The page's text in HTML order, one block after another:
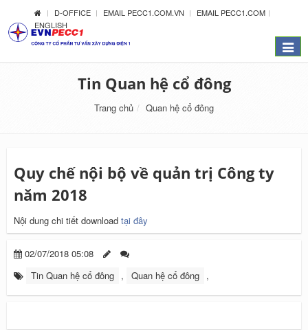
D-OFFICE EMAIL PECC1.COM.VN
EMAIL PECC1.COM
ENGLISH
Menu
Tin Quan hệ cổ đông
Trang chủ Quan hệ cổ đông
Quy chế nội bộ về quản trị Công ty
năm 2018
Nội dung chi tiết download tại đây
02/07/2018 05:08
Tin Quan hệ cổ đông , Quan hệ cổ đông ,